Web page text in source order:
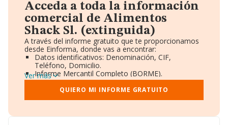
Acceda a toda la información
comercial de Alimentos
Shack Sl. (extinguida)
A través del informe gratuito que te proporcionamos
desde Einforma, donde vas a encontrar:
Datos identificativos: Denominación, CIF,
Teléfono, Domicilio.
Informe Mercantil Completo (BORME).
Gráficos de Evolución Ventas y Empleados.
Consejo de Administración y Administradores.
Directivos y Ejecutivos.
Ver más
QUIERO MI INFORME GRATUITO